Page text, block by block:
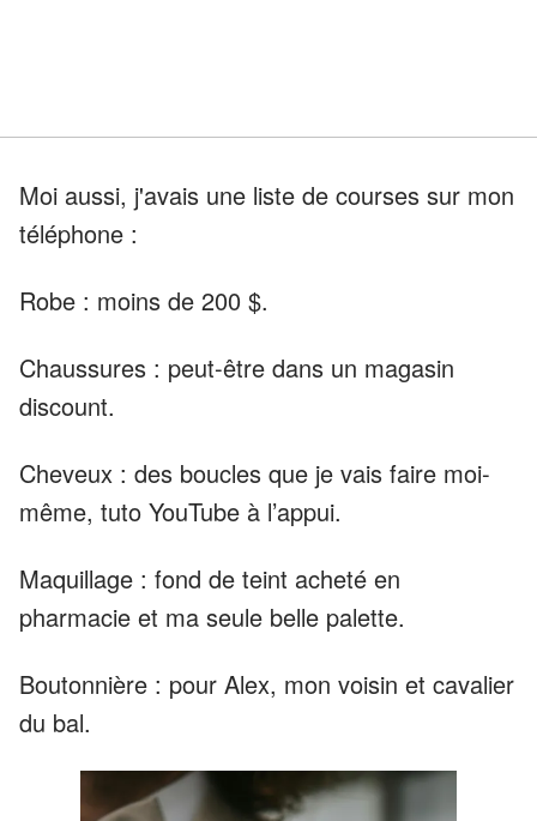
Moi aussi, j'avais une liste de courses sur mon
téléphone :
Robe : moins de 200 $.
Chaussures : peut-être dans un magasin
discount.
Cheveux : des boucles que je vais faire moi-
même, tuto YouTube à l’appui.
Maquillage : fond de teint acheté en
pharmacie et ma seule belle palette.
Boutonnière : pour Alex, mon voisin et cavalier
du bal.